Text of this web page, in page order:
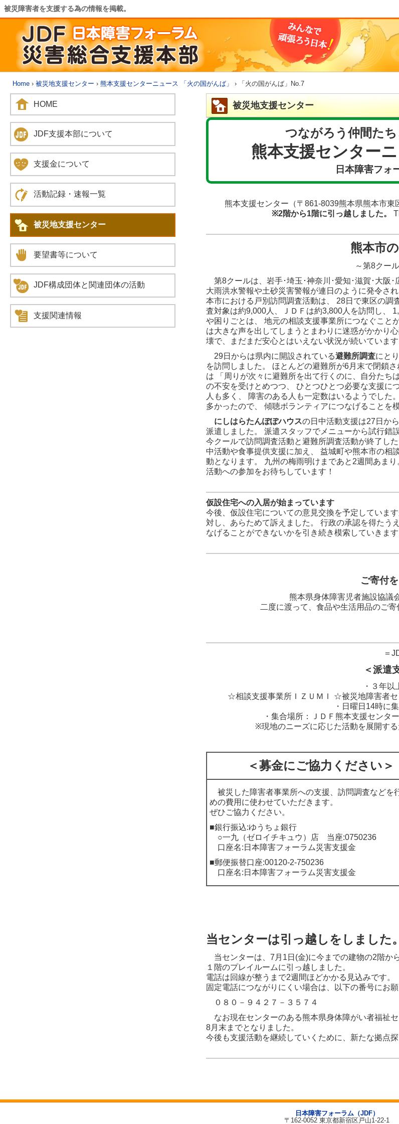
被災障害者を支援する為の情報を掲載。
Home › 被災地支援センター › 熊本支援センターニュース 「火の国がんば」 › 「火の国がんば」No.7
被災地支援センター
つながろう仲間た
熊本支援センター
日本障害フォ
熊本支援センター（〒861-8039熊本県熊本市東
※2階から1階に引っ越しました。
熊本市
～第8クール
第8クールは、岩手･埼玉･神奈川･愛知･滋賀･大阪･
大雨洪水警報や土砂災害警報が連日のように発令さ
本市における戸別訪問調査活動は、 28日で東区の
査対象は約9,000人、ＪＤＦは約3,800人を訪問し、
や困りごとは、 地元の相談支援事業所につなぐこと
は大きな声を出してしまうとまわりに迷惑がかかり
壊で、まだまだ安心とはいえない状況が続いています
29日からは県内に開設されている避難所調査にと
を訪問しました。 ほとんどの避難所が6月末で閉鎖
は 「周りが次々に避難所を出て行くのに、自分たち
の不安を受けとめつつ、 ひとつひとつ必要な支援に
人も多く、 障害のある人も一定数はいるようでし
多かったので、 傾聴ボランティアにつなげることを
にしはらたんぽぽハウスの日中活動支援は27日か
派遣しました。 派遣スタッフでメニューから試行錯
今クールで訪問調査活動と避難所調査活動が終了し
中活動や食事提供支援に加え、 益城町や熊本市の相
動となります。 九州の梅雨明けまであと2週間あま
活動への参加をお待ちしています！
仮設住宅への入居が始まっています
今後、仮設住宅についての意見交換を予定していま
対し、あらためて訴えました。 行政の承認を得たう
なげることができないかを引き続き模索していきます
ご寄付
熊本県身体障害児者施設協
二度に渡って、食品や生活用品のご
＝
＜派遣
・３年以
☆相談支援事業所ＩＺＵＭＩ ☆被災地障害者
・日曜日14時に
・集合場所：ＪＤＦ熊本支援センタ
※現地のニーズに応じた活動を展開す
＜募金にご協力ください＞
被災した障害者事業所への支援、訪問調査などを
めの費用に使わせていただきます。
ぜひご協力ください。
■銀行振込:ゆうちょ銀行
○一九（ゼロイチキュウ）店 当座:0750236
口座名:日本障害フォーラム災害支援金
■郵便振替口座:00120-2-750236
口座名:日本障害フォーラム災害支援金
当センターは引っ越しをしました。
当センターは、7月1日(金)に今までの建物の2階から
１階のプレイルームに引っ越しました。
電話は回線が整うまで2週間ほどかかる見込みです。
固定電話につながりにくい場合は、以下の番号にお願
０８０－９４２７－３５７４
なお現在センターのある熊本県身体障がい者福祉セ
8月末までとなりました。
今後も支援活動を継続していくために、新たな拠点探
HOME
JDF支援本部について
支援金について
活動記録・速報一覧
被災地支援センター
要望書等について
JDF構成団体と関連団体の活動
支援関連情報
日本障害フォーラム（JDF）
〒162-0052 東京都新宿区戸山1-22-1